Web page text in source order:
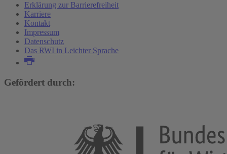
Erklärung zur Barrierefreiheit
Karriere
Kontakt
Impressum
Datenschutz
Das RWI in Leichter Sprache
Gefördert durch: